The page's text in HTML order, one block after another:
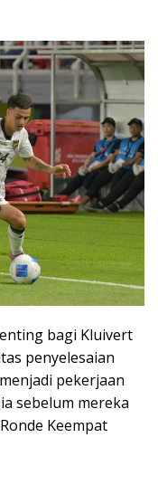
bagi Kluivert
penyelesaian
pekerjaan
sebelum mereka
Keempat